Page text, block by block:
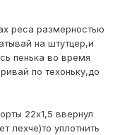
реса размерностью
на штутцер,и
пенька во время
по техоньку,до
22х1,5 ввернул
лехче)то уплотнить